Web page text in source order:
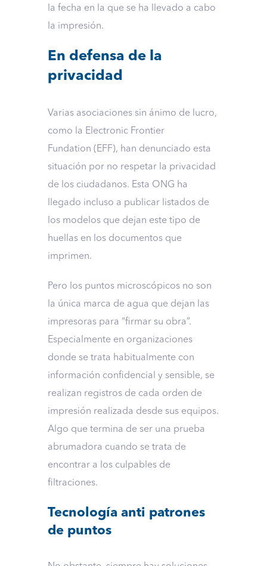
la fecha en la que se ha llevado a cabo
la impresión.
En defensa de la
privacidad
Varias asociaciones sin ánimo de lucro,
como la Electronic Frontier
Fundation (EFF), han denunciado esta
situación por no respetar la privacidad
de los ciudadanos. Esta ONG ha
llegado incluso a publicar listados de
los modelos que dejan este tipo de
huellas en los documentos que
imprimen.
Pero los puntos microscópicos no son
la única marca de agua que dejan las
impresoras para “firmar su obra”.
Especialmente en organizaciones
donde se trata habitualmente con
información confidencial y sensible, se
realizan registros de cada orden de
impresión realizada desde sus equipos.
Algo que termina de ser una prueba
abrumadora cuando se trata de
encontrar a los culpables de
filtraciones.
Tecnología anti patrones
de puntos